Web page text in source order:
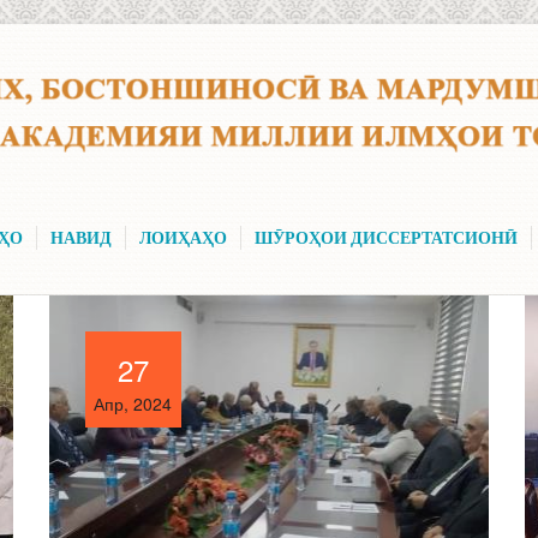
НАВИД ЛОИҲАҲО ШӮРОҲОИ ДИССЕРТАТСИОНӢ
27
Апр, 2024
27
Апр, 2024